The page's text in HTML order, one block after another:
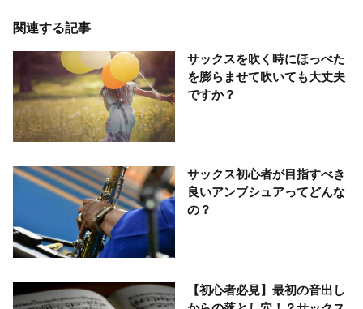
関連する記事
サックスを吹く時にほっぺた
を膨らませて吹いても大丈夫
ですか？
サックス初心者が目指すべき
良いアンブシュアってどんな
の？
【初心者必見】最初の音出し